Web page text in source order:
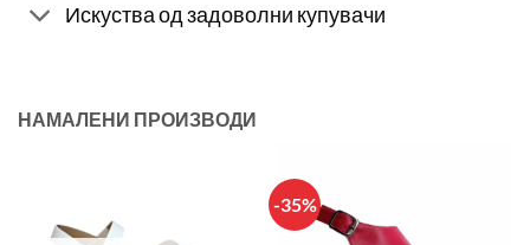
Искуства од задоволни купувачи
НАМАЛЕНИ ПРОИЗВОДИ
-35%